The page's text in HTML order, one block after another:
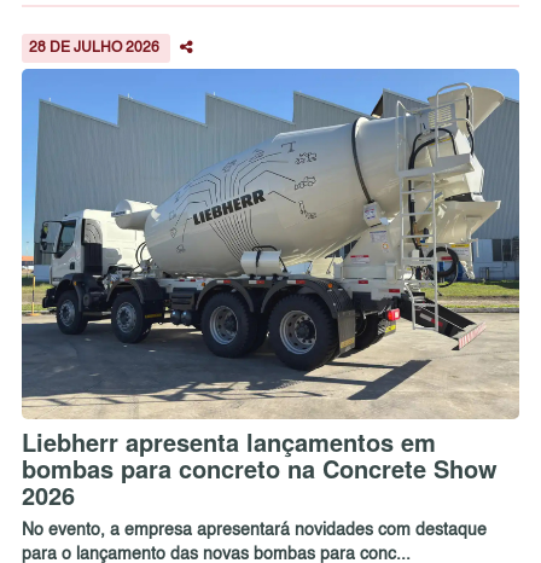
28 DE JULHO 2026
Liebherr apresenta lançamentos em
bombas para concreto na Concrete Show
2026
No evento, a empresa apresentará novidades com destaque
para o lançamento das novas bombas para conc...